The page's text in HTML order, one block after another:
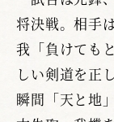
将決戦。相手
我「負けても
しい剣道を正
瞬間「天と地